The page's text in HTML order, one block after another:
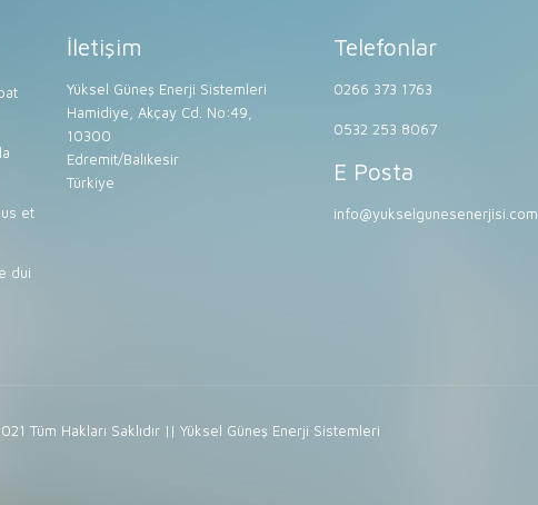
et
dui
İletişim
Yüksel Güneş Enerji Sistemleri
Hamidiye, Akçay Cd. No:49,
10300
Edremit/Balıkesir
Türkiye
Telefonlar
0266 373 1763
0532 253 8067
E Posta
info@yukselgunesenerjisi.com
Tüm Hakları Saklıdır || Yüksel Güneş Enerji Sistemleri